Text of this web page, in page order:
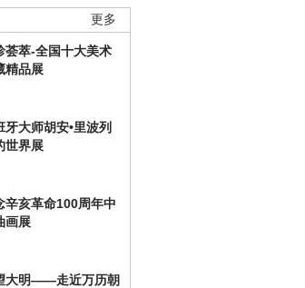
更多
荟萃-全国十大美术
精品展
牙大师胡安•里波列
世界展
辛亥革命100周年中
画展
大明——走近万历朝